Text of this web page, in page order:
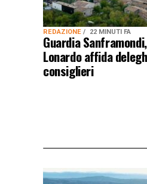
REDAZIONE 22 MINUTI FA
Guardia
Lonardo affida
consiglieri